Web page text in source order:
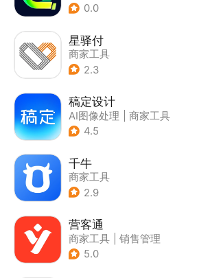
0.0
星驿付
商家工具
2.3
稿定设计
AI图像处理
商家工具
4.5
千牛
商家工具
2.9
营客通
商家工具
销售管理
5.0